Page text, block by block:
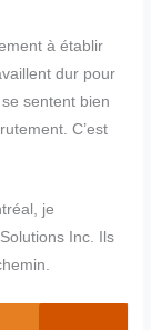
à établir
dur pour
sentent bien
C’est
je
Inc. Ils